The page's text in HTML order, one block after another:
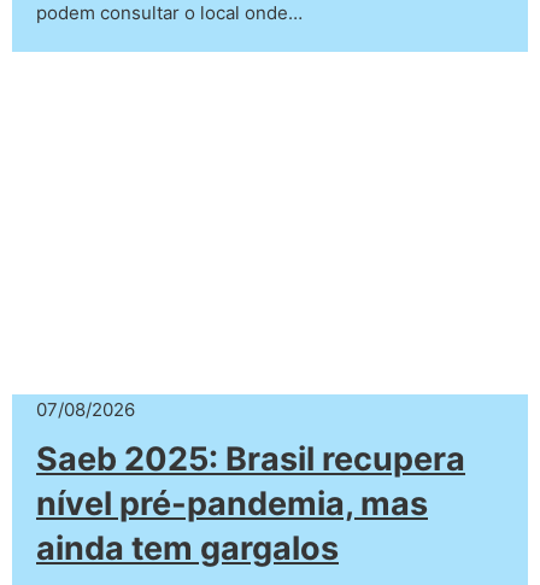
podem consultar o local onde…
07/08/2026
Saeb 2025: Brasil recupera
nível pré-pandemia, mas
ainda tem gargalos